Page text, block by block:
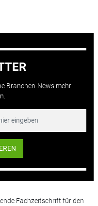
Branchen-News mehr
Fachzeitschrift für den